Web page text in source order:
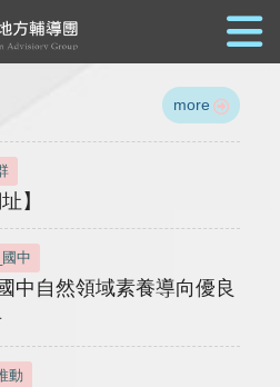
more
】
中
中自然領域素養導向優良
動